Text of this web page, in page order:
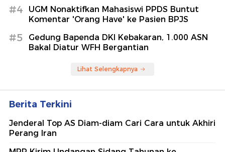
#4
UGM Nonaktifkan Mahasiswi PPDS Buntut
Komentar 'Orang Have' ke Pasien BPJS
#5
Gedung Bapenda DKI Kebakaran, 1.000 ASN
Bakal Diatur WFH Bergantian
Lihat Selengkapnya
Berita Terkini
Jenderal Top AS Diam-diam Cari Cara untuk Akhiri
Perang Iran